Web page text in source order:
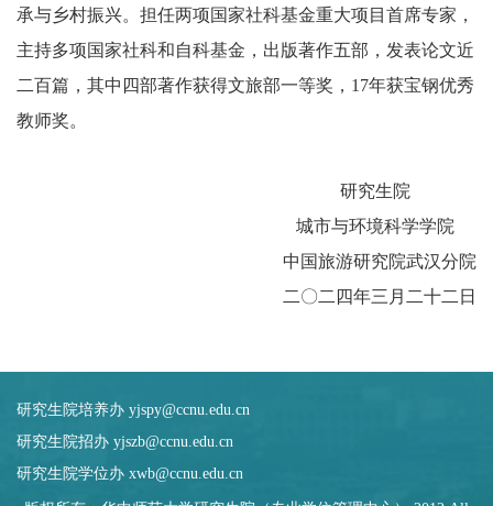
承与乡村振兴。担任两项国家社科基金重大项目首席专家，
主持多项国家社科和自科基金，出版著作五部，发表论文近
二百篇，其中四部著作获得文旅部一等奖， 17年获宝钢优秀
教师奖。
研究生院
城市与环境科学学院
中国旅游研究院武汉分院
二〇二四年三月二十二日
研究生院培养办 yjspy@ccnu.edu.cn
研究生院招办 yjszb@ccnu.edu.cn
研究生院学位办 xwb@ccnu.edu.cn